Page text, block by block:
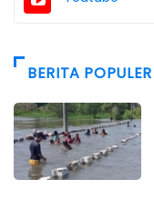
BERITA POPULER